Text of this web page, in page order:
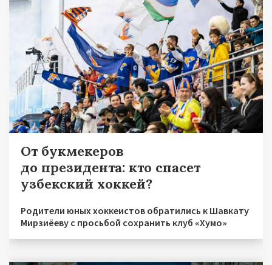
От букмекеров
до президента: кто спасет
узбекский хоккей?
Родители юных хоккеистов обратились к Шавкату
Мирзиёеву с просьбой сохранить клуб «Хумо»